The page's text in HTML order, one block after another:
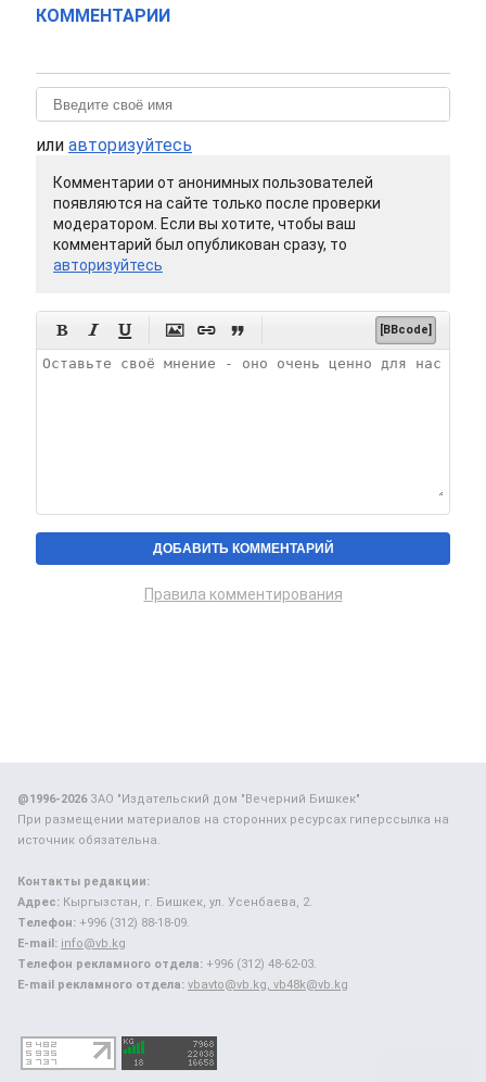
КОММЕНТАРИИ
или авторизуйтесь
Комментарии от анонимных пользователей
появляются на сайте только после проверки
модератором. Если вы хотите, чтобы ваш
комментарий был опубликован сразу, то
авторизуйтесь
      [BBcode]
Правила комментирования
@1996-2026ЗАО "Издательский дом "Вечерний Бишкек"
При размещении материалов на сторонних ресурсах гиперссылка на
источник обязательна.
Контакты редакции:
Адрес: Кыргызстан, г. Бишкек, ул. Усенбаева, 2.
Телефон: +996 (312) 88-18-09.
E-mail: info@vb.kg
Телефон рекламного отдела: +996 (312) 48-62-03.
E-mail рекламного отдела: vbavto@vb.kg, vb48k@vb.kg